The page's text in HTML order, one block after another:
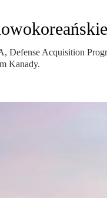
Acquisition
Kanady.